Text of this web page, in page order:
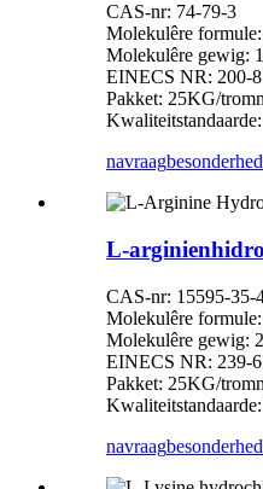
CAS-nr: 74-79-3
Molekulêre
Molekulêre gewig:
EINECS NR: 200-
Pakket: 25KG/
navraag
L-
CAS-nr: 15595-35-
Molekulêre
Molekulêre gewig:
EINECS NR: 239-
Pakket: 25KG/
navraag